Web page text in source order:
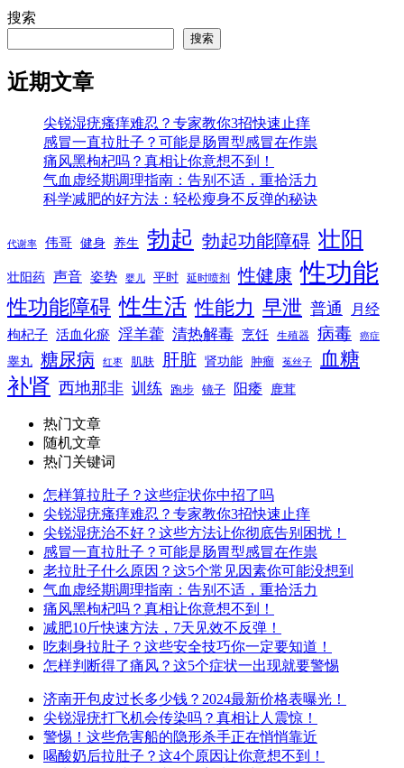
搜索
搜索
近期文章
尖锐湿疣瘙痒难忍？专家教你3招快速止痒
感冒一直拉肚子？可能是肠胃型感冒在作祟
痛风黑枸杞吗？真相让你意想不到！
气血虚经期调理指南：告别不适，重拾活力
科学减肥的好方法：轻松瘦身不反弹的秘诀
代谢率 伟哥 健身 养生 勃起 勃起功能障碍 壮阳
壮阳药 声音 姿势 婴儿 平时 延时喷剂 性健康 性功能
性功能障碍 性生活 性能力 早泄 普通 月经
枸杞子 活血化瘀 淫羊藿 清热解毒 烹饪 生殖器 病毒 癌症
睾丸 糖尿病 红枣 肌肤 肝脏 肾功能 肿瘤 菟丝子 血糖
补肾 西地那非 训练 跑步 镜子 阳痿 鹿茸
热门文章
随机文章
热门关键词
怎样算拉肚子？这些症状你中招了吗
尖锐湿疣瘙痒难忍？专家教你3招快速止痒
尖锐湿疣治不好？这些方法让你彻底告别困扰！
感冒一直拉肚子？可能是肠胃型感冒在作祟
老拉肚子什么原因？这5个常见因素你可能没想到
气血虚经期调理指南：告别不适，重拾活力
痛风黑枸杞吗？真相让你意想不到！
减肥10斤快速方法，7天见效不反弹！
吃刺身拉肚子？这些安全技巧你一定要知道！
怎样判断得了痛风？这5个症状一出现就要警惕
济南开包皮过长多少钱？2024最新价格表曝光！
尖锐湿疣打飞机会传染吗？真相让人震惊！
警惕！这些危害船的隐形杀手正在悄悄靠近
喝酸奶后拉肚子？这4个原因让你意想不到！